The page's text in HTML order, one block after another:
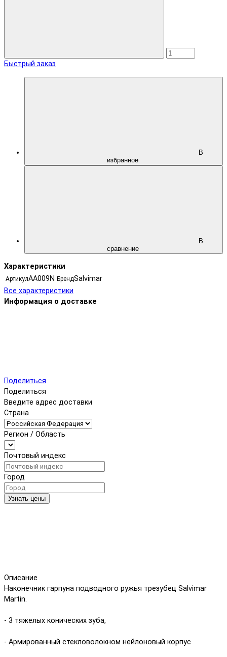
Быстрый заказ
В
избранное
В
сравнение
Характеристики
АртикулAA009N БрендSalvimar
Все характеристики
Информация о доставке
Поделиться
Поделиться
Введите адрес доставки
Страна
Регион / Область
Почтовый индекс
Город
Узнать цены
Описание
Наконечник гарпуна подводного ружья трезубец Salvimar
Martin.
- 3 тяжелых конических зуба,
- Армированный стекловолокном нейлоновый корпус